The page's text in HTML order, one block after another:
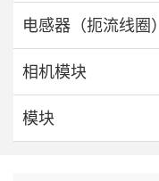
电感器（扼流线圈）
相机模块
模块